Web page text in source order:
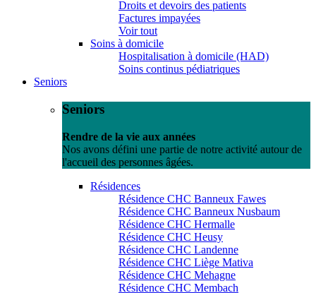
Droits et devoirs des patients
Factures impayées
Voir tout
Soins à domicile
Hospitalisation à domicile (HAD)
Soins continus pédiatriques
Seniors
Seniors
Rendre de la vie aux années
Nos avons défini une partie de notre activité autour de
l'accueil des personnes âgées.
Résidences
Résidence CHC Banneux Fawes
Résidence CHC Banneux Nusbaum
Résidence CHC Hermalle
Résidence CHC Heusy
Résidence CHC Landenne
Résidence CHC Liège Mativa
Résidence CHC Mehagne
Résidence CHC Membach